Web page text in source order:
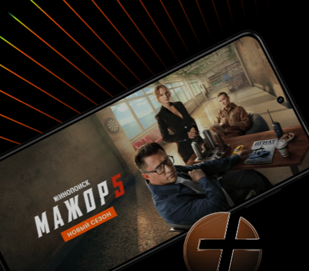
историю у большинства вряд ли получится,
ведь те или иные посылы агитаторов у многих
останутся в памяти надолго. При этом к
настоящей политике эта сказка отношения
никакого не имеет. 3 из 10